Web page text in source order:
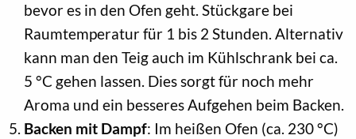
bevor es in den Ofen geht. Stückgare bei
Raumtemperatur für 1 bis 2 Stunden. Alternativ
kann man den Teig auch im Kühlschrank bei ca.
5 °C gehen lassen. Dies sorgt für noch mehr
Aroma und ein besseres Aufgehen beim Backen.
Backen mit Dampf: Im heißen Ofen (ca. 230 °C)